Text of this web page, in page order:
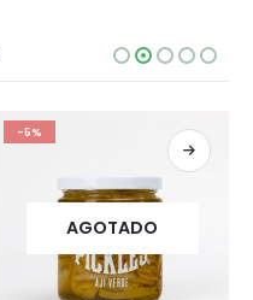
-5%
AGOTADO